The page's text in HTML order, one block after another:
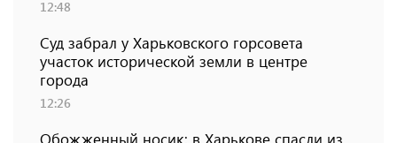
12:48
Суд забрал у Харьковского горсовета
участок исторической земли в центре
города
12:26
Обожженный носик: в Харькове спасли из